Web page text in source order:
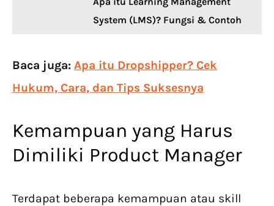
System (LMS)? Fungsi & Contoh
Baca juga: Apa itu Dropshipper? Cek
Hukum, Cara, dan Tips Suksesnya
Kemampuan yang Harus
Dimiliki Product Manager
Terdapat beberapa kemampuan atau skill